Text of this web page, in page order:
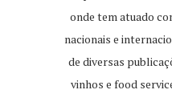
onde tem atuado
nacionais e
de diversas
vinhos e food